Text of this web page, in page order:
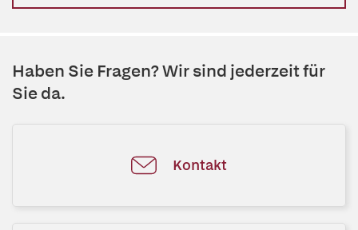
Haben Sie Fragen? Wir sind jederzeit für
Sie da.
Kontakt